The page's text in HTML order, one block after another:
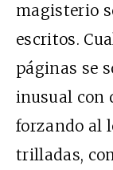
magisterio
escritos.
páginas se
inusual con
forzando al
trilladas,